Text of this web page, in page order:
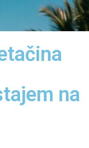
na